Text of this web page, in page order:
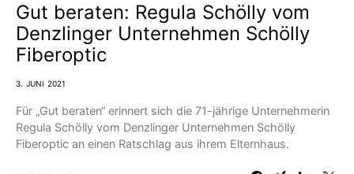
Gut beraten: Regula Schölly vom
Denzlinger Unternehmen Schölly
Fiberoptic
3. JUNI 2021
Für „Gut beraten“ erinnert sich die 71-jährige Unternehmerin
Regula Schölly vom Denzlinger Unternehmen Schölly
Fiberoptic an einen Ratschlag aus ihrem Elternhaus.